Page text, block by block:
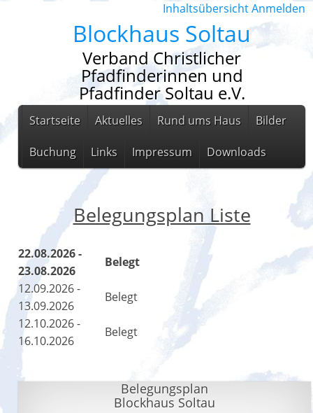
InhaltsübersichtAnmelden
Blockhaus Soltau
Verband Christlicher
Pfadfinderinnen und
Pfadfinder Soltau e.V.
Startseite Aktuelles Rund ums Haus Bilder
Buchung Links Impressum Downloads
Belegungsplan Liste
22.08.2026 -
23.08.2026
Belegt
12.09.2026 -
13.09.2026
Belegt
12.10.2026 -
16.10.2026
Belegt
Belegungsplan
Blockhaus Soltau